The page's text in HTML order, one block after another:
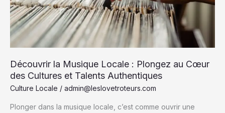
Découvrir la Musique Locale : Plongez au Cœur
des Cultures et Talents Authentiques
Culture Locale / admin@leslovetroteurs.com
Plonger dans la musique locale, c’est comme ouvrir une